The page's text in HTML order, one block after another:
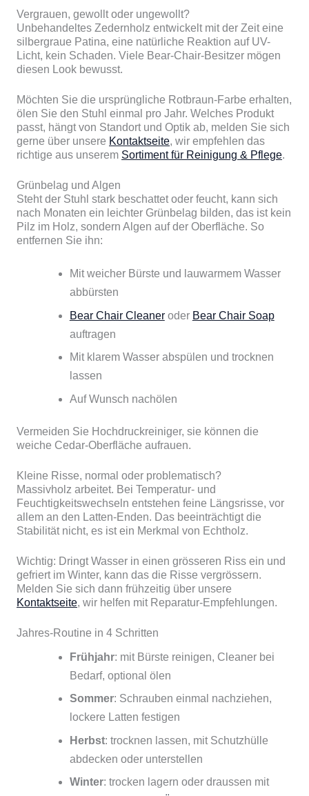
Vergrauen, gewollt oder ungewollt?
Unbehandeltes Zedernholz entwickelt mit der Zeit eine
silbergraue Patina, eine natürliche Reaktion auf UV-
Licht, kein Schaden. Viele Bear-Chair-Besitzer mögen
diesen Look bewusst.
Möchten Sie die ursprüngliche Rotbraun-Farbe erhalten,
ölen Sie den Stuhl einmal pro Jahr. Welches Produkt
passt, hängt von Standort und Optik ab, melden Sie sich
gerne über unsere Kontaktseite, wir empfehlen das
richtige aus unserem Sortiment für Reinigung & Pflege.
Grünbelag und Algen
Steht der Stuhl stark beschattet oder feucht, kann sich
nach Monaten ein leichter Grünbelag bilden, das ist kein
Pilz im Holz, sondern Algen auf der Oberfläche. So
entfernen Sie ihn:
Mit weicher Bürste und lauwarmem Wasser
abbürsten
Bear Chair Cleaneroder Bear Chair Soap
auftragen
Mit klarem Wasser abspülen und trocknen
lassen
Auf Wunsch nachölen
Vermeiden Sie Hochdruckreiniger, sie können die
weiche Cedar-Oberfläche aufrauen.
Kleine Risse, normal oder problematisch?
Massivholz arbeitet. Bei Temperatur- und
Feuchtigkeitswechseln entstehen feine Längsrisse, vor
allem an den Latten-Enden. Das beeinträchtigt die
Stabilität nicht, es ist ein Merkmal von Echtholz.
Wichtig: Dringt Wasser in einen grösseren Riss ein und
gefriert im Winter, kann das die Risse vergrössern.
Melden Sie sich dann frühzeitig über unsere
Kontaktseite, wir helfen mit Reparatur-Empfehlungen.
Jahres-Routine in 4 Schritten
Frühjahr: mit Bürste reinigen, Cleaner bei
Bedarf, optional ölen
Sommer: Schrauben einmal nachziehen,
lockere Latten festigen
Herbst: trocknen lassen, mit Schutzhülle
abdecken oder unterstellen
Winter: trocken lagern oder draussen mit